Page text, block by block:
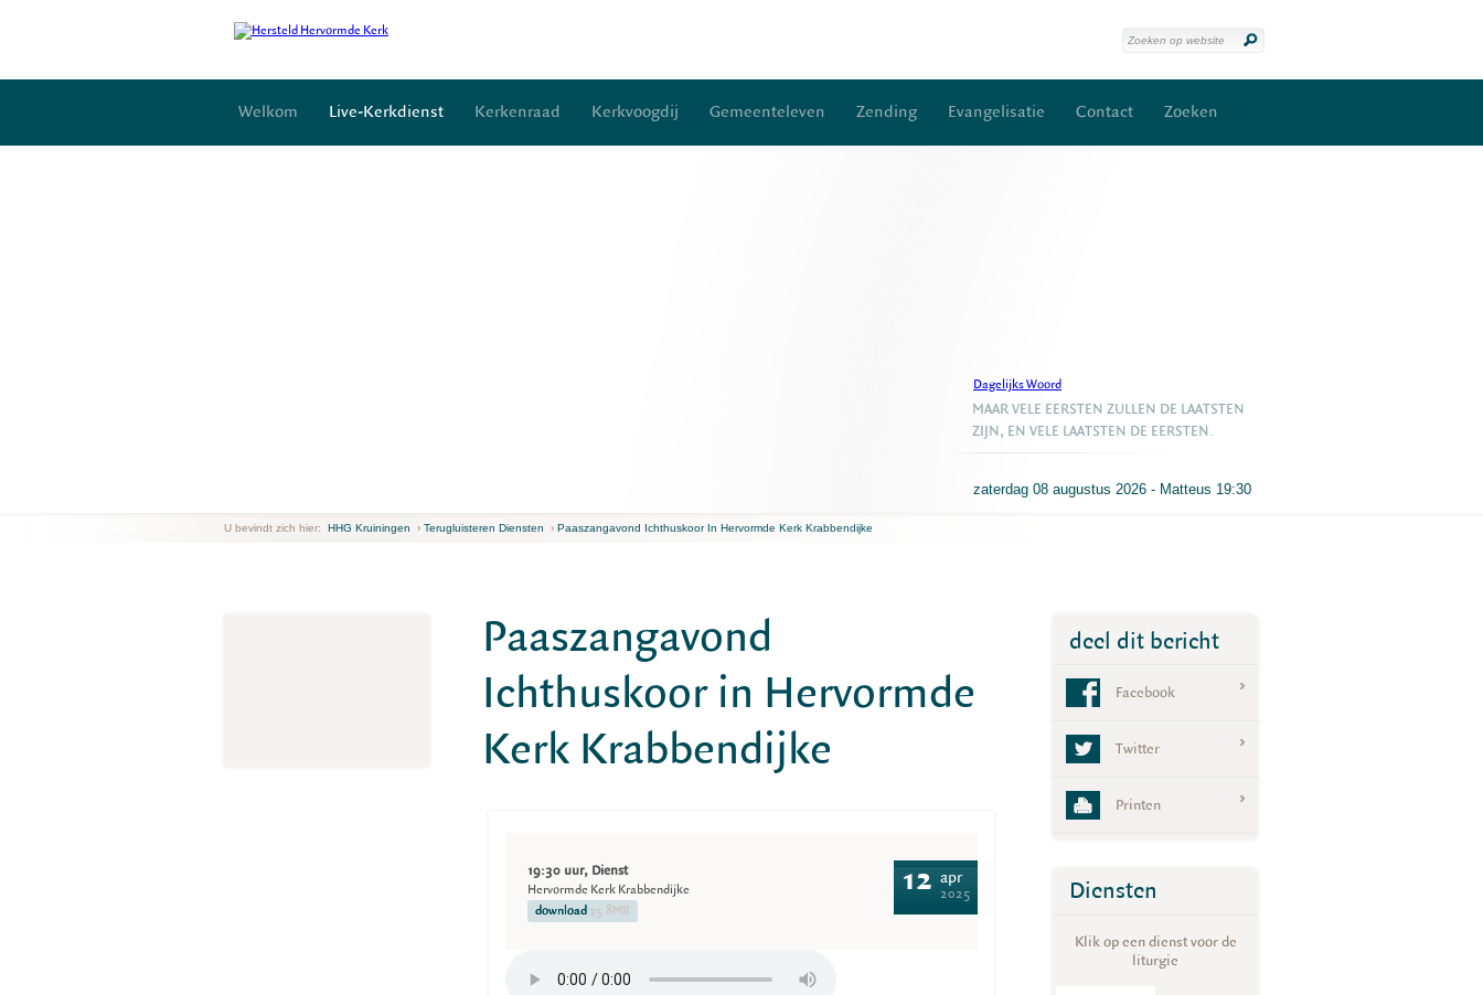
Welkom Live-Kerkdienst Kerkenraad Kerkvoogdij Gemeenteleven Zending Evangelisatie Contact Zoeken
Dagelijks Woord
zaterdag 08 augustus 2026 - Matteus 19:30
MAAR VELE EERSTEN ZULLEN DE LAATSTEN
ZIJN, EN VELE LAATSTEN DE EERSTEN.
U bevindt zich hier: HHG Kruiningen › Terugluisteren Diensten › Paaszangavond Ichthuskoor In Hervormde Kerk Krabbendijke
Paaszangavond
Ichthuskoor in Hervormde
Kerk Krabbendijke
19:30 uur, Dienst
Hervormde Kerk Krabbendijke
download 25.8MB
12 apr
2025
deel dit bericht
Facebook
Twitter
Printen
Diensten
Klik op een dienst voor de
liturgie